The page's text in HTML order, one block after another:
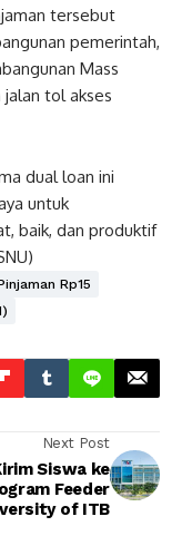
tersebut
pemerintah,
Mass
tol akses
dual loan ini
untuk
baik, dan produktif
Rp15
Next Post
Siswa ke
Feeder
of ITB